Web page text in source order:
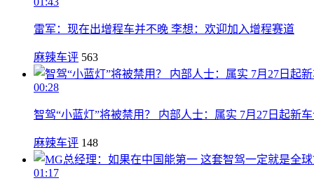
雷军：现在出增程车并不晚 李想：欢迎加入增程赛道
麻辣车评 563
00:28
智驾“小蓝灯”将被禁用？ 内部人士：属实 7月27日起新车
麻辣车评 148
01:17